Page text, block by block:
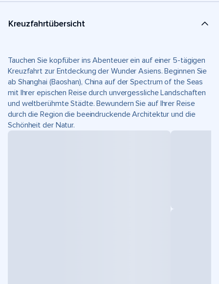
Kreuzfahrtübersicht
Tauchen Sie kopfüber ins Abenteuer ein auf einer 5-tägigen
Kreuzfahrt zur Entdeckung der Wunder Asiens. Beginnen Sie
ab Shanghai (Baoshan), China auf der Spectrum of the Seas
mit Ihrer epischen Reise durch unvergessliche Landschaften
und weltberühmte Städte. Bewundern Sie auf Ihrer Reise
durch die Region die beeindruckende Architektur und die
Schönheit der Natur.